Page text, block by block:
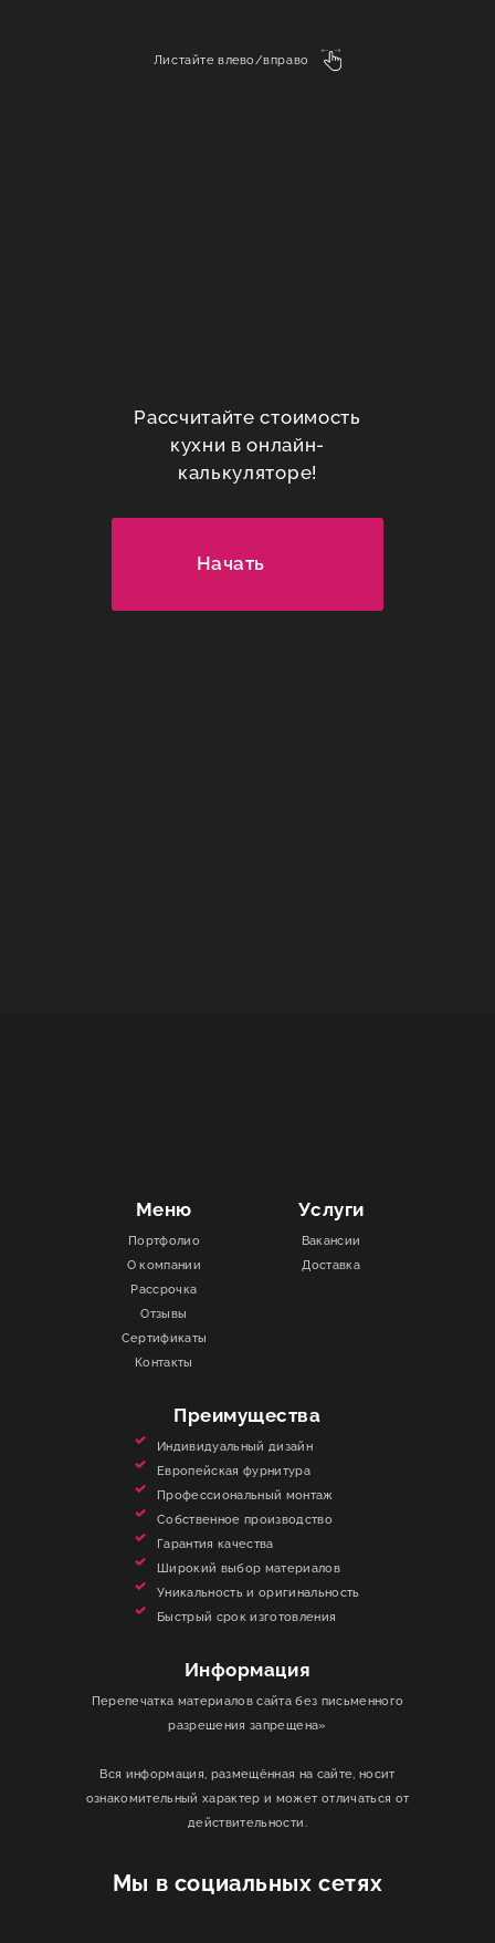
Листайте влево/вправо
Рассчитайте стоимость
кухни в онлайн-
калькуляторе!
Начать
Мы в социальных сетях
Меню
Портфолио
О компании
Рассрочка
Отзывы
Сертификаты
Контакты
Услуги
Вакансии
Доставка
Преимущества
Индивидуальный дизайн
Европейская фурнитура
Профессиональный монтаж
Собственное производство
Гарантия качества
Широкий выбор материалов
Уникальность и оригинальность
Быстрый срок изготовления
Информация
Перепечатка материалов сайта без письменного
разрешения запрещена»
Вся информация, размещённая на сайте, носит
ознакомительный характер и может отличаться от
действительности.